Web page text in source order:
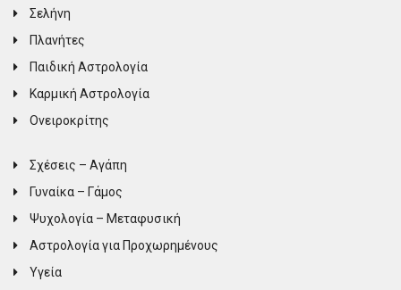
Σελήνη
Πλανήτες
Παιδική Αστρολογία
Καρμική Αστρολογία
Ονειροκρίτης
Σχέσεις – Αγάπη
Γυναίκα – Γάμος
Ψυχολογία – Μεταφυσική
Αστρολογία για Προχωρημένους
Υγεία